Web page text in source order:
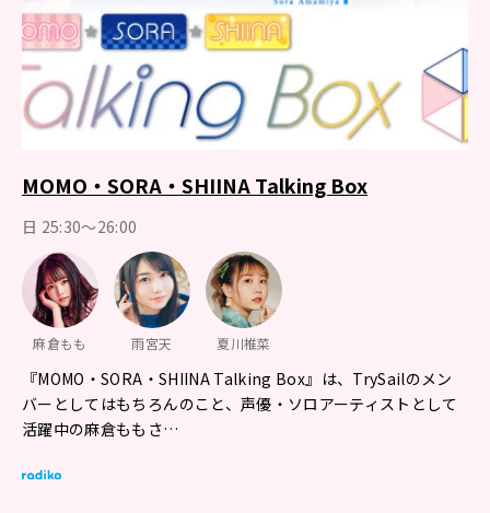
MOMO・SORA・SHIINA Talking Box
日 25:30～26:00
麻倉もも 雨宮天 夏川椎菜
『MOMO・SORA・SHIINA Talking Box』は、TrySailのメン
バーとしてはもちろんのこと、声優・ソロアーティストとして
活躍中の麻倉ももさ…